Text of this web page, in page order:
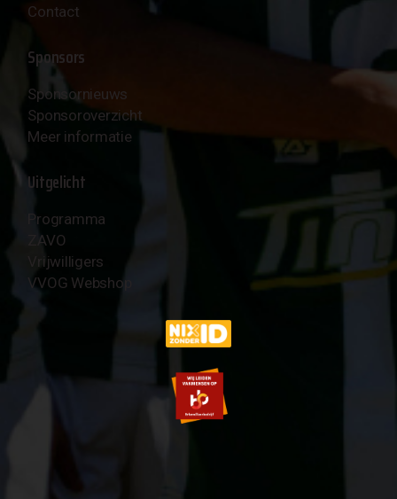
Contact
Sponsors
Sponsornieuws
Sponsoroverzicht
Meer informatie
Uitgelicht
Programma
ZAVO
Vrijwilligers
VVOG Webshop